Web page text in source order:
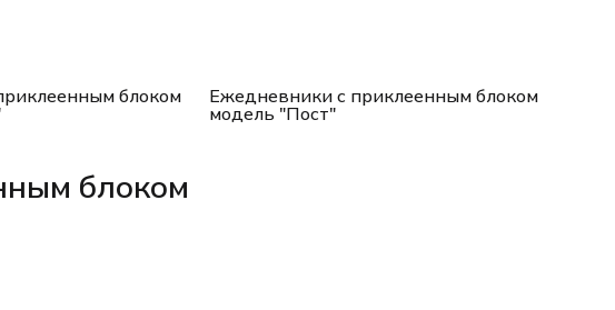
блоком
Ежедневники с приклеенным блоком
модель "Пост"
блоком